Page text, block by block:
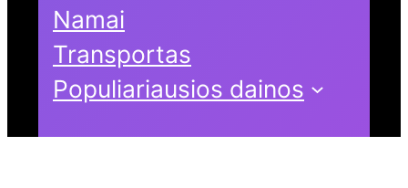
Namai
Transportas
Populiariausios dainos